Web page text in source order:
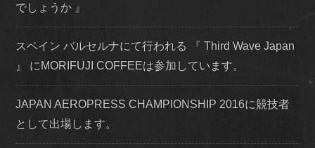
でしょうか 』
スペイン バルセルナにて行われる 『 Third Wave Japan
』 にMORIFUJI COFFEEは参加しています。
JAPAN AEROPRESS CHAMPIONSHIP 2016に競技者
として出場します。